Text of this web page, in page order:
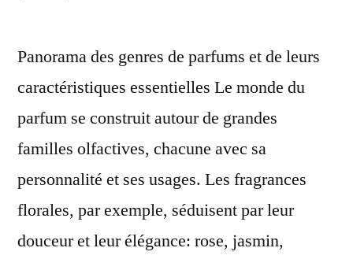
Panorama des genres de parfums et de leurs
caractéristiques essentielles Le monde du
parfum se construit autour de grandes
familles olfactives, chacune avec sa
personnalité et ses usages. Les fragrances
florales, par exemple, séduisent par leur
douceur et leur élégance: rose, jasmin,